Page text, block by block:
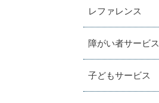
レファレンス
障がい者サービス
子どもサービス